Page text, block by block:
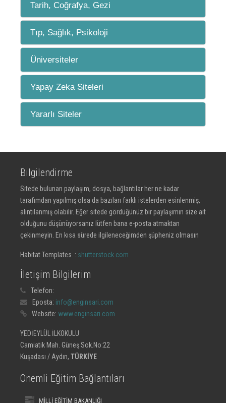
Tarih, Coğrafya, Gezi
Tıp, Sağlık, Psikoloji
Üniversiteler
Yapay Zeka Siteleri
Yararlı Siteler
Bilgilendirme
Sitede bulunan paylaşım, dosya, bağlantılar her ne kadar
tarafımdan yapılmış olsa da bazıları farklı istelerden esinlenmiş,
alıntılanmış olabilir. Eğer sitede gördüğünüz bir paylaşımın size ait
olduğunu düşünüyorsanız lütfen bana e-posta atmaktan
çekinmeyin. En kısa sürede ilgileneceğimden şüpheniz olmasın
Habitat Templates : shutterstock.com
İletişim Bilgilerim
Telefon:
Eposta: info@enginsari.com
Website: www.enginsari.com
YEDİEYLÜL İLKOKULU
Camiatik Mah. Güneş Sok.No:22
Kuşadası / Aydın, TÜRKİYE
Önemli Eğitim Bağlantıları
MİLLİ EĞİTİM BAKANLIĞI